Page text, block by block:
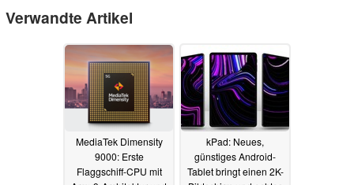
Verwandte Artikel
MediaTek Dimensity
9000: Erste
Flaggschiff-CPU mit
kPad: Neues,
günstiges Android-
Tablet bringt einen 2K-